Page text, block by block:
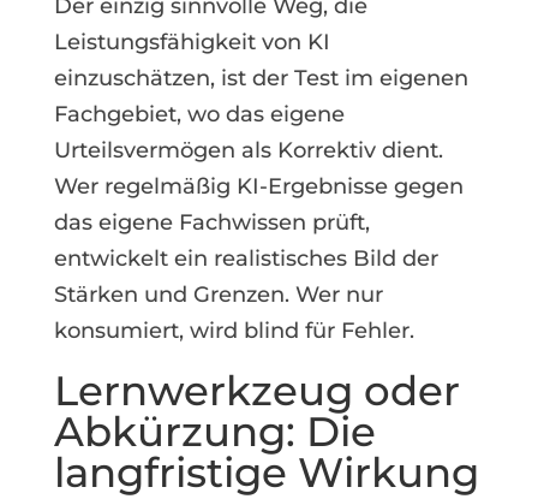
Der einzig sinnvolle Weg, die
Leistungsfähigkeit von KI
einzuschätzen, ist der Test im eigenen
Fachgebiet, wo das eigene
Urteilsvermögen als Korrektiv dient.
Wer regelmäßig KI-Ergebnisse gegen
das eigene Fachwissen prüft,
entwickelt ein realistisches Bild der
Stärken und Grenzen. Wer nur
konsumiert, wird blind für Fehler.
Lernwerkzeug oder
Abkürzung: Die
langfristige Wirkung